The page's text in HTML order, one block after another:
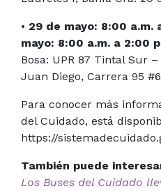
• 29 de mayo: 8:00 a.m.
mayo: 8:00 a.m. a 2:00
Bosa: UPR 87 Tintal Sur
Juan Diego, Carrera 95
Para conocer más
del Cuidado, está
https://
También puede
Los Buses del Cuidado